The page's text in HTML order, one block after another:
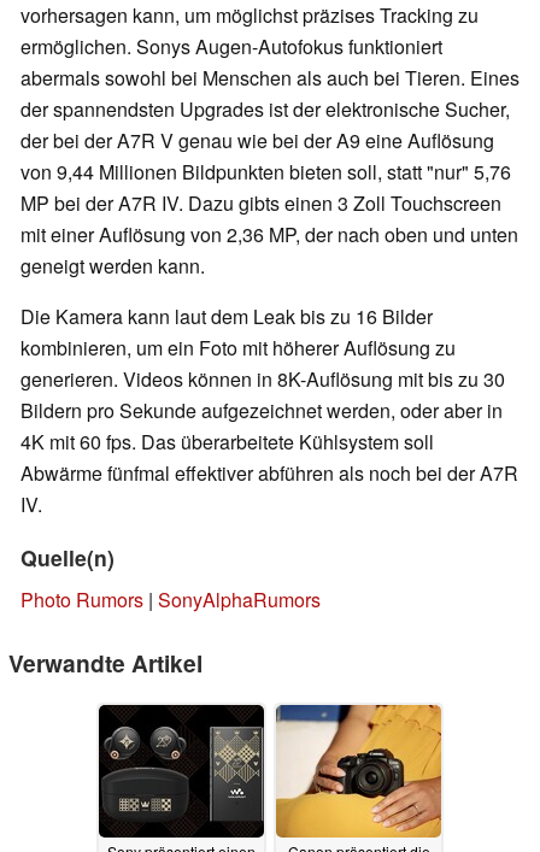
vorhersagen kann, um möglichst präzises Tracking zu
ermöglichen. Sonys Augen-Autofokus funktioniert
abermals sowohl bei Menschen als auch bei Tieren. Eines
der spannendsten Upgrades ist der elektronische Sucher,
der bei der A7R V genau wie bei der A9 eine Auflösung
von 9,44 Millionen Bildpunkten bieten soll, statt "nur" 5,76
MP bei der A7R IV. Dazu gibts einen 3 Zoll Touchscreen
mit einer Auflösung von 2,36 MP, der nach oben und unten
geneigt werden kann.
Die Kamera kann laut dem Leak bis zu 16 Bilder
kombinieren, um ein Foto mit höherer Auflösung zu
generieren. Videos können in 8K-Auflösung mit bis zu 30
Bildern pro Sekunde aufgezeichnet werden, oder aber in
4K mit 60 fps. Das überarbeitete Kühlsystem soll
Abwärme fünfmal effektiver abführen als noch bei der A7R
IV.
Quelle(n)
Photo Rumors | SonyAlphaRumors
Verwandte Artikel